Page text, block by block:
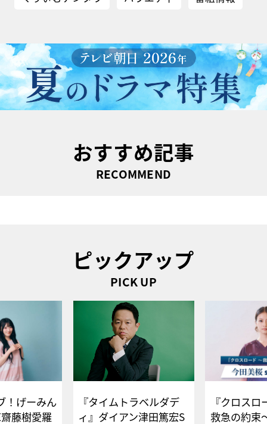
おすすめ記事
RECOMMEND
ピックアップ
PICK UP
！げーみん
藤樹愛羅
『タイムトラベルダデ
ィ』ダイアン津田篤宏S
『クロス
救急の約束